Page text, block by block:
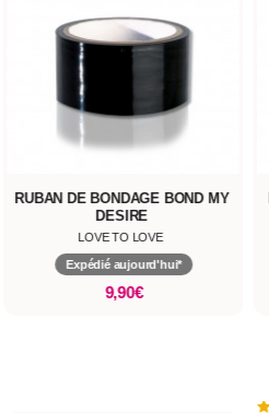
RUBAN DE BONDAGE BOND MY
DESIRE
LOVE TO LOVE
Expédié aujourd'hui*
9,90€